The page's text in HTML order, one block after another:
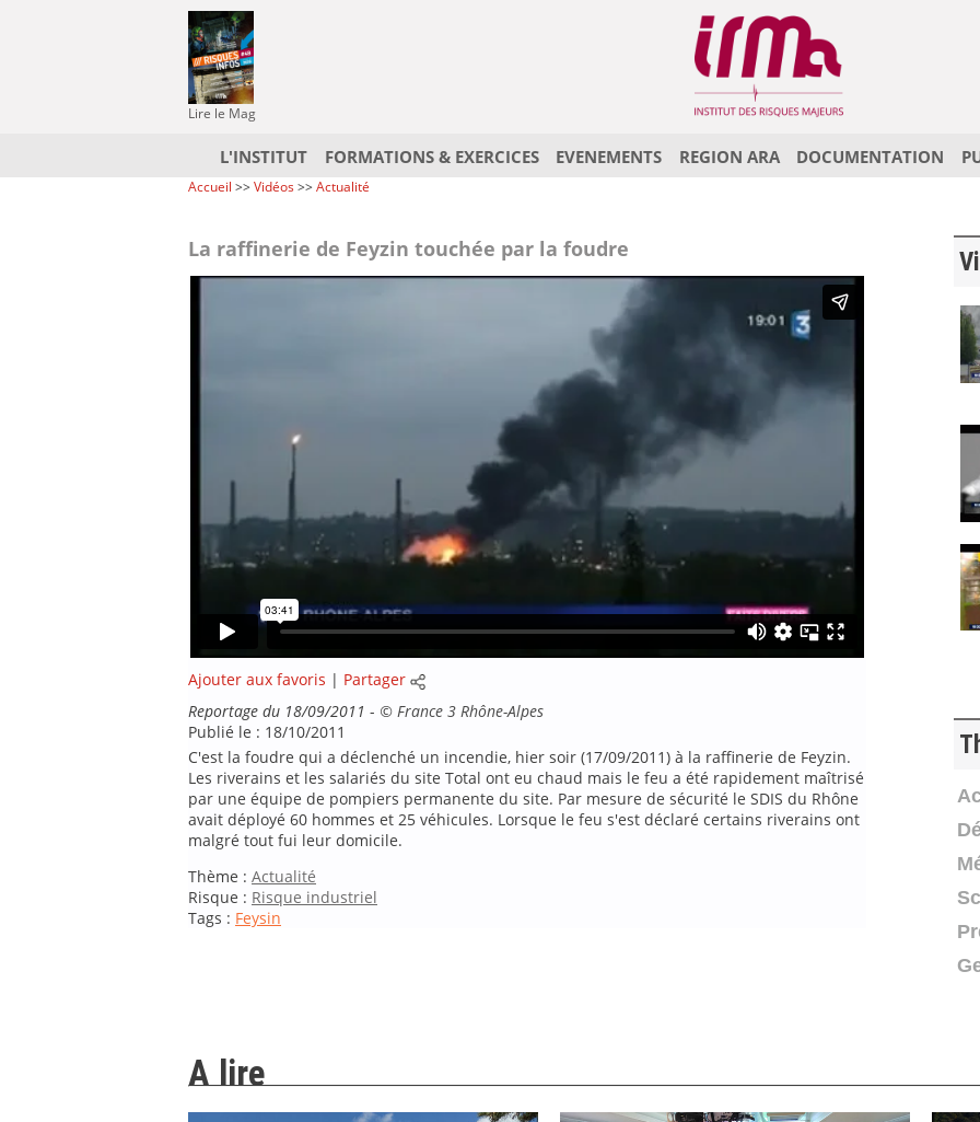
Lire le Mag
L'INSTITUT FORMATIONS & EXERCICES EVENEMENTS REGION ARA DOCUMENTATION
Accueil >>Vidéos>>Actualité
La raffinerie de Feyzin touchée par la foudre
Ajouter aux favoris | Partager
Reportage du 18/09/2011 - © France 3 Rhône-Alpes
Publié le : 18/10/2011
C'est la foudre qui a déclenché un incendie, hier soir (17/09/2011) à la raffinerie de Feyzin.
Les riverains et les salariés du site Total ont eu chaud mais le feu a été rapidement maîtrisé
par une équipe de pompiers permanente du site. Par mesure de sécurité le SDIS du Rhône
avait déployé 60 hommes et 25 véhicules. Lorsque le feu s'est déclaré certains riverains ont
malgré tout fui leur domicile.
Thème : Actualité
Risque : Risque industriel
Tags : Feysin
A lire